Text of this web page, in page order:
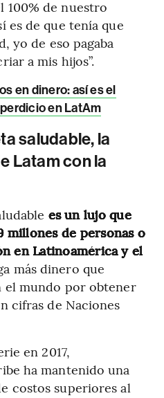
100% de nuestro
es de que tenía que
yo de eso pagaba
a mis hijos”.
en dinero: así es el
en LatAm
saludable, la
Latam con la
es un lujo que
millones de personas o
en Latinoamérica y el
más dinero que
el mundo por obtener
cifras de Naciones
en 2017,
ha mantenido una
costos superiores al